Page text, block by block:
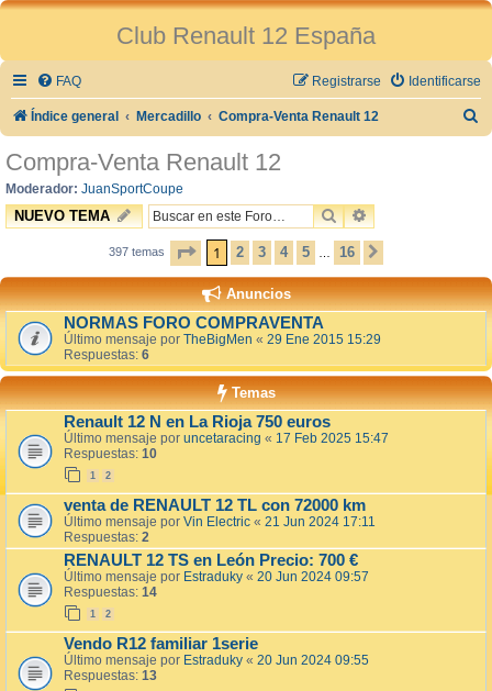
Club Renault 12 España
FAQ Identificarse
Registrarse
Índice general Mercadillo Compra-Venta Renault 12
Compra-Venta Renault 12
Moderador: JuanSportCoupe
NUEVO TEMA BUSCARBÚSQUEDA
397 temas PÁGINA 1DE 16
1 2 3 4 5 … 16
Anuncios
NORMAS FORO COMPRAVENTA
Último mensaje por TheBigMen « 29 Ene 2015 15:29
Respuestas: 6
Temas
Renault 12 N en La Rioja 750 euros
Último mensaje por uncetaracing « 17 Feb 2025 15:47
Respuestas: 10
1 2
venta de RENAULT 12 TL con 72000 km
Último mensaje por Vin Electric « 21 Jun 2024 17:11
Respuestas: 2
RENAULT 12 TS en León Precio: 700 €
Último mensaje por Estraduky « 20 Jun 2024 09:57
Respuestas: 14
1 2
Vendo R12 familiar 1serie
Último mensaje por Estraduky « 20 Jun 2024 09:55
Respuestas: 13